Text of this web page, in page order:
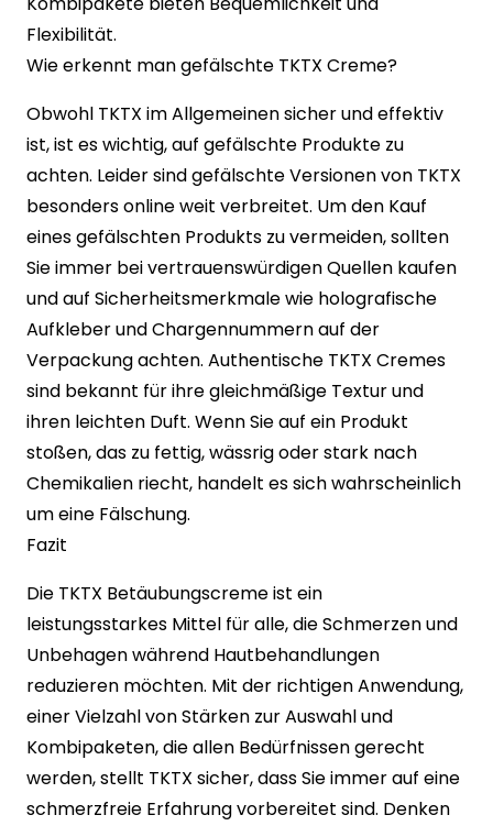
Flexibilität.
Wie erkennt man gefälschte TKTX Creme?
Obwohl TKTX im Allgemeinen sicher und effektiv
ist, ist es wichtig, auf gefälschte Produkte zu
achten. Leider sind gefälschte Versionen von TKTX
besonders online weit verbreitet. Um den Kauf
eines gefälschten Produkts zu vermeiden, sollten
Sie immer bei vertrauenswürdigen Quellen kaufen
und auf Sicherheitsmerkmale wie holografische
Aufkleber und Chargennummern auf der
Verpackung achten. Authentische TKTX Cremes
sind bekannt für ihre gleichmäßige Textur und
ihren leichten Duft. Wenn Sie auf ein Produkt
stoßen, das zu fettig, wässrig oder stark nach
Chemikalien riecht, handelt es sich wahrscheinlich
um eine Fälschung.
Fazit
Die TKTX Betäubungscreme ist ein
leistungsstarkes Mittel für alle, die Schmerzen und
Unbehagen während Hautbehandlungen
reduzieren möchten. Mit der richtigen Anwendung,
einer Vielzahl von Stärken zur Auswahl und
Kombipaketen, die allen Bedürfnissen gerecht
werden, stellt TKTX sicher, dass Sie immer auf eine
schmerzfreie Erfahrung vorbereitet sind. Denken